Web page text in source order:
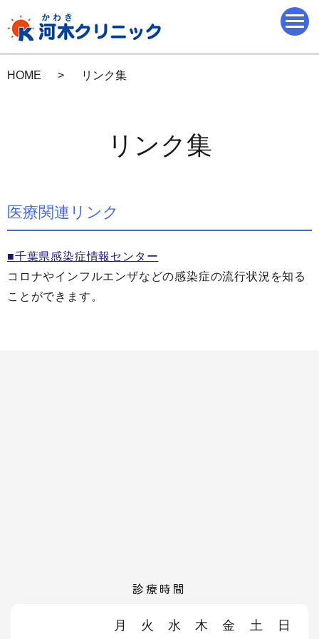
HOME リンク集
リンク集
医療関連リンク
■千葉県感染症情報センター
コロナやインフルエンザなどの感染症の流行状況を知る
ことができます。
診療時間
月 火 水 木 金 土 日